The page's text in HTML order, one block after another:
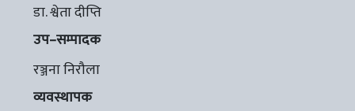
डा. श्वेता दीप्ति
उप–सम्पादक
रञ्जना निरौला
व्यवस्थापक